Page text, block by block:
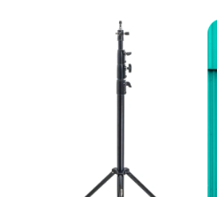
Produktbewertung